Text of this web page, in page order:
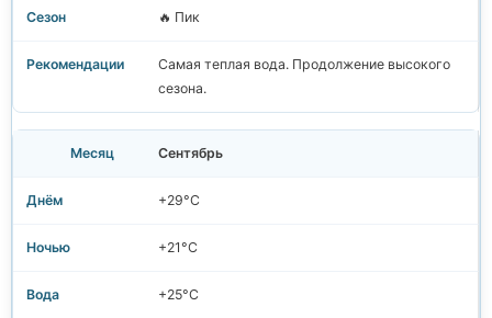
🔥 Пик
Самая теплая вода. Продолжение высокого
сезона.
Сентябрь
+29°C
+21°C
+25°C